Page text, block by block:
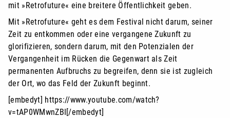
mit »Retrofuture« eine breitere Öffentlichkeit geben.
Mit »Retrofuture« geht es dem Festival nicht darum, seiner
Zeit zu entkommen oder eine vergangene Zukunft zu
glorifizieren, sondern darum, mit den Potenzialen der
Vergangenheit im Rücken die Gegenwart als Zeit
permanenten Aufbruchs zu begreifen, denn sie ist zugleich
der Ort, wo das Feld der Zukunft beginnt.
[embedyt] https://www.youtube.com/watch?
v=tAP0WMwnZBI[/embedyt]